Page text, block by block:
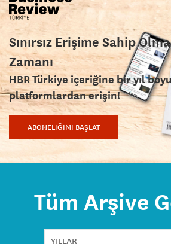
Sınırsız Erişime Sahip
Zamanı
HBR Türkiye içeriğine bir yıl
platformlardan erişin!
ABONELİĞİMİ BAŞLAT
Tüm Arşive